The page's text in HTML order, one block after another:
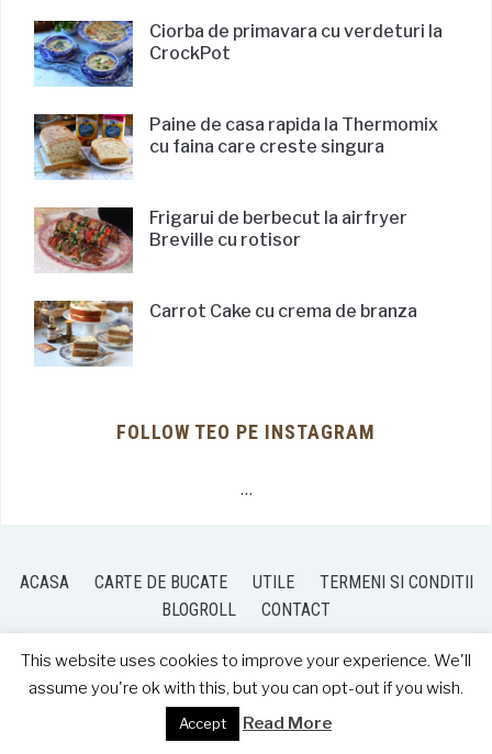
Ciorba de primavara cu verdeturi la
CrockPot
Paine de casa rapida la Thermomix
cu faina care creste singura
Frigarui de berbecut la airfryer
Breville cu rotisor
Carrot Cake cu crema de branza
FOLLOW TEO PE INSTAGRAM
…
ACASA CARTE DE BUCATE UTILE
TERMENI SI CONDITII
BLOGROLL
CONTACT
COPYRIGHT © 2026 TEO'S KITCHEN
This website uses cookies to improve your experience. We'll
assume you're ok with this, but you can opt-out if you wish.
Accept Read More